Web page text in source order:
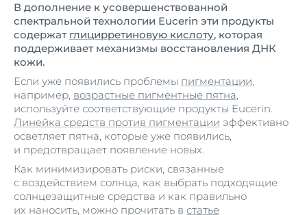
В дополнение к усовершенствованной
спектральной технологии Eucerin эти продукты
содержат глицирретиновую кислоту, которая
поддерживает механизмы восстановления ДНК
кожи.
Если уже появились проблемы пигментации,
например, возрастные пигментные пятна,
используйте соответствующие продукты Eucerin.
Линейка средств против пигментации эффективно
осветляет пятна, которые уже появились,
и предотвращает появление новых.
Как минимизировать риски, связанные
с воздействием солнца, как выбрать подходящие
солнцезащитные средства и как правильно
их наносить, можно прочитать в статье